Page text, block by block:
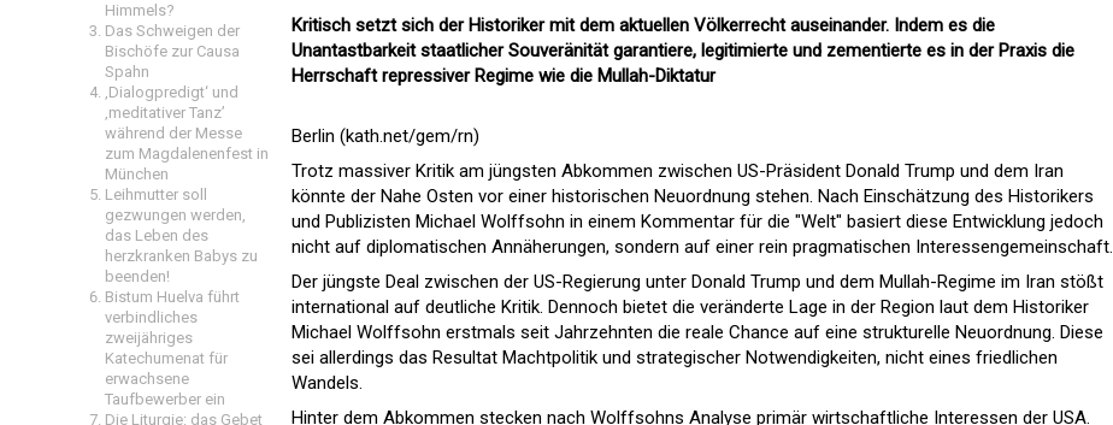
Himmels?
Das Schweigen der
Bischöfe zur Causa
Spahn
‚Dialogpredigt‘ und
‚meditativer Tanz’
während der Messe
zum Magdalenenfest in
München
Leihmutter soll
gezwungen werden,
das Leben des
herzkranken Babys zu
beenden!
Bistum Huelva führt
verbindliches
zweijähriges
Katechumenat für
erwachsene
Taufbewerber ein
Die Liturgie: das Gebet
Kritisch setzt sich der Historiker mit dem aktuellen Völkerrecht auseinander. Indem es die
Unantastbarkeit staatlicher Souveränität garantiere, legitimierte und zementierte es in der Praxis die
Herrschaft repressiver Regime wie die Mullah-Diktatur
Berlin (kath.net/gem/rn)
Trotz massiver Kritik am jüngsten Abkommen zwischen US-Präsident Donald Trump und dem Iran
könnte der Nahe Osten vor einer historischen Neuordnung stehen. Nach Einschätzung des Historikers
und Publizisten Michael Wolffsohn in einem Kommentar für die "Welt" basiert diese Entwicklung jedoch
nicht auf diplomatischen Annäherungen, sondern auf einer rein pragmatischen Interessengemeinschaft.
Der jüngste Deal zwischen der US-Regierung unter Donald Trump und dem Mullah-Regime im Iran stößt
international auf deutliche Kritik. Dennoch bietet die veränderte Lage in der Region laut dem Historiker
Michael Wolffsohn erstmals seit Jahrzehnten die reale Chance auf eine strukturelle Neuordnung. Diese
sei allerdings das Resultat Machtpolitik und strategischer Notwendigkeiten, nicht eines friedlichen
Wandels.
Hinter dem Abkommen stecken nach Wolffsohns Analyse primär wirtschaftliche Interessen der USA.